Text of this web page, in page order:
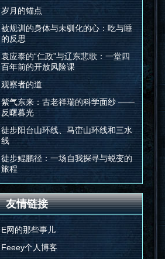
岁月的锚点
被规训的身体与未驯化的心：吃与睡
的反思
袁应泰的“仁政”与辽东悲歌：一堂四
百年前的开放风险课
观察者的道
紫气东来：古老祥瑞的科学面纱 ——
反曙暮光
徒步阳台山环线、马峦山环线和三水
线
徒步鲲鹏径：一场自我探寻与蜕变的
旅程
友情链接
E网的那些事儿
Feeey个人博客